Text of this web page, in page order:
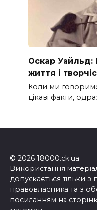
Оскар Уайльд:
життя і
Коли ми
цікаві факти,
© 2026 18000.ck.ua
Використання
допускається тільки
правовласника та з
посиланням на